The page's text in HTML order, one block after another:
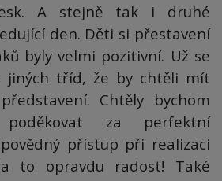
A stejně tak i druhé
den. Děti si přestavení
byly velmi pozitivní. Už se
jiných tříd, že by chtěli mít
Chtěly bychom
za perfektní
přístup při realizaci
to opravdu radost! Také